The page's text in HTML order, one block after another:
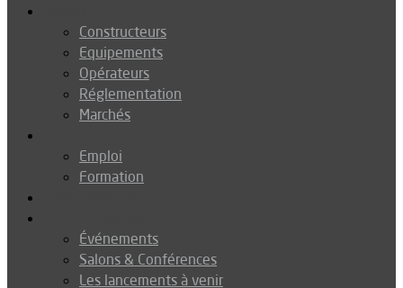
Constructeurs
Equipements
Opérateurs
Réglementation
Marchés
Emploi
Formation
Événements
Salons & Conférences
Les lancements à venir